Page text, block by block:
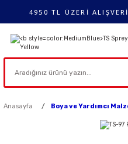
4950 TL ÜZERİ
Anasayfa Boya ve Yardımcı